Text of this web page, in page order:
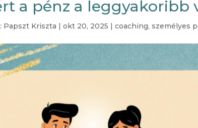
a pénz a leggyakoribb
Papszt Kriszta |okt 20, 2025 |coaching,személyes